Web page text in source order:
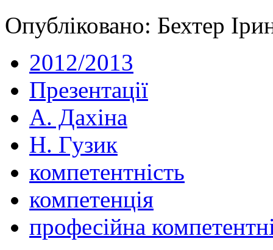
Опубліковано: Бехтер
2012/2013
Презентації
А. Дахіна
Н. Гузик
компетентність
компетенція
професійна